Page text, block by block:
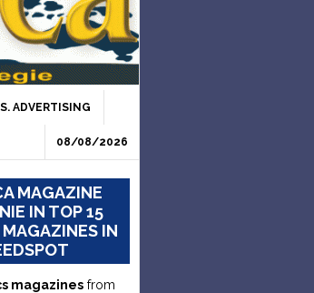
ADVERTISING
08/08/2026
MAGAZINE
IN TOP 15
IN
magazines from